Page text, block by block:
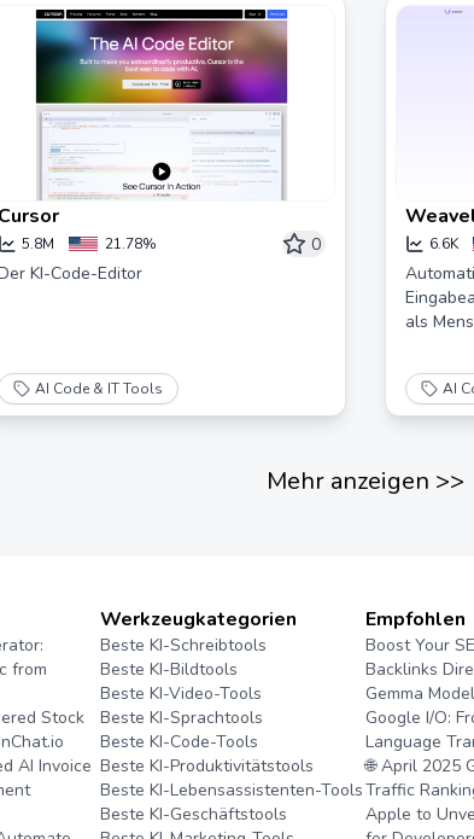
Cursor
5.8M 21.78%
0
KI-Code-Editor
AI Code & IT Tools
6.6K
als
AI
Mehr anzeigen >>
from
Stock
AI Invoice
Werkzeugkategorien
Beste KI-Schreibtools
Beste KI-Bildtools
Beste KI-Video-Tools
Beste KI-Sprachtools
Beste KI-Code-Tools
Beste KI-Produktivitätstools
Beste KI-Lebensassistenten-Tools
Beste KI-Geschäftstools
Empfohlen
Boost Your
Backlinks
Gemma
Google I/O:
Language
🌐 April 2025
Traffic
Apple to